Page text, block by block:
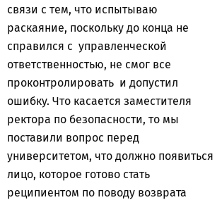
связи с тем, что испытываю
раскаяние, поскольку до конца не
справился с управленческой
ответственностью, не смог все
проконтролировать и допустил
ошибку. Что касается заместителя
ректора по безопасности, то мы
поставили вопрос перед
университетом, что должно появиться
лицо, которое готово стать
реципиентом по поводу возврата